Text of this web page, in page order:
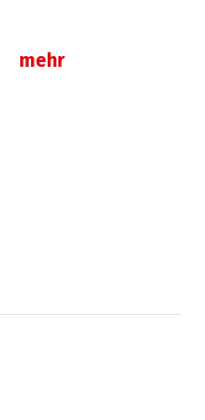
mehr